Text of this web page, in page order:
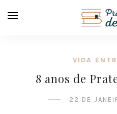
VIDA
8 anos de
22 DE